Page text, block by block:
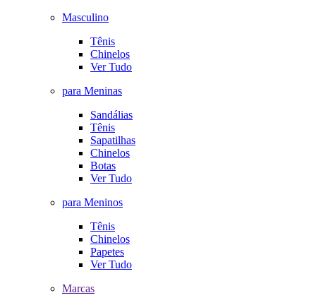
Masculino
Tênis
Chinelos
Ver Tudo
para Meninas
Sandálias
Tênis
Sapatilhas
Chinelos
Botas
Ver Tudo
para Meninos
Tênis
Chinelos
Papetes
Ver Tudo
Marcas